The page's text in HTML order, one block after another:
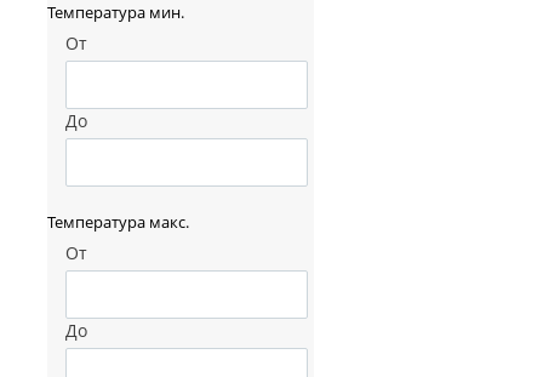
Температура мин.
От
До
Температура макс.
От
До